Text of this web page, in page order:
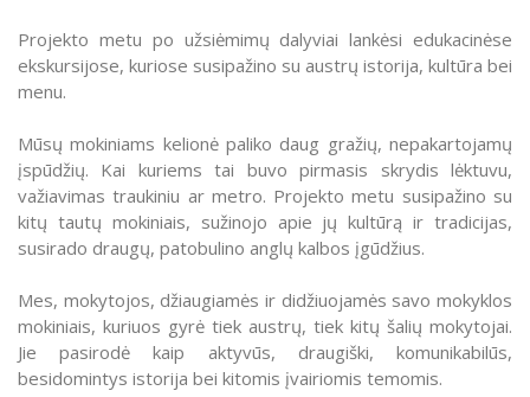
Projekto metu po užsiėmimų dalyviai lankėsi edukacinėse
ekskursijose, kuriose susipažino su austrų istorija, kultūra bei
menu.
Mūsų mokiniams kelionė paliko daug gražių, nepakartojamų
įspūdžių. Kai kuriems tai buvo pirmasis skrydis lėktuvu,
važiavimas traukiniu ar metro. Projekto metu susipažino su
kitų tautų mokiniais, sužinojo apie jų kultūrą ir tradicijas,
susirado draugų, patobulino anglų kalbos įgūdžius.
Mes, mokytojos, džiaugiamės ir didžiuojamės savo mokyklos
mokiniais, kuriuos gyrė tiek austrų, tiek kitų šalių mokytojai.
Jie pasirodė kaip aktyvūs, draugiški, komunikabilūs,
besidomintys istorija bei kitomis įvairiomis temomis.